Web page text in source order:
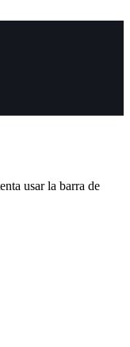
usar la barra de